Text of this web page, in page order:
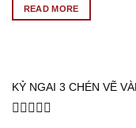
out
READ MORE
KỶ NGAI 3 CHÉN VẼ